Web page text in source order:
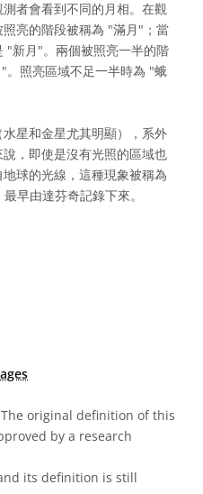
者會看到不同的月相。在觀
亮的階段被稱為 "滿月"；當
"新月"。兩個被照亮一半的階
照亮區域不足一半時為 "蛾
星和金星尤其明顯），系外
，即使是沒有光照的區域也
球的光線，這種現象被稱為
早由達芬奇記錄下來。
The original definition of this
by a research
its definition is still